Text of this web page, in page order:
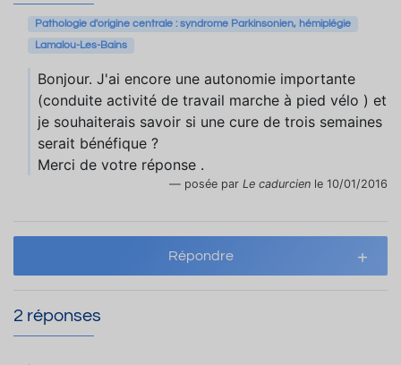
Pathologie d'origine centrale : syndrome Parkinsonien, hémiplégie
Lamalou-Les-Bains
Bonjour. J'ai encore une autonomie importante
(conduite activité de travail marche à pied vélo ) et
je souhaiterais savoir si une cure de trois semaines
serait bénéfique ?
Merci de votre réponse .
posée par Le cadurcien le 10/01/2016
Répondre
2 réponses